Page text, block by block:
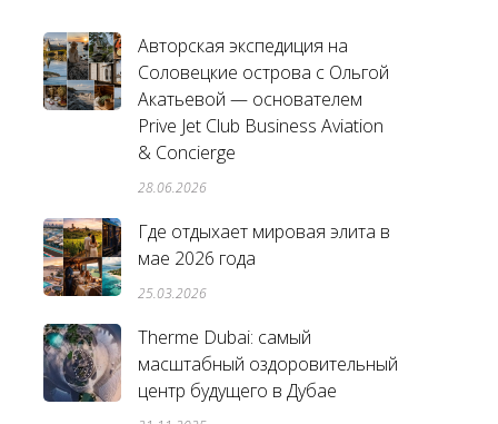
Авторская экспедиция на
Соловецкие острова с Ольгой
Акатьевой — основателем
Prive Jet Club Business Aviation
& Concierge
28.06.2026
Где отдыхает мировая элита в
мае 2026 года
25.03.2026
Therme Dubai: самый
масштабный оздоровительный
центр будущего в Дубае